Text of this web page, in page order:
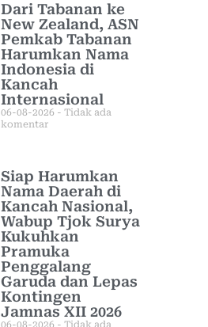
Dari Tabanan ke
New Zealand, ASN
Pemkab Tabanan
Harumkan Nama
Indonesia di
Kancah
Internasional
06-08-2026
Tidak ada
komentar
Siap Harumkan
Nama Daerah di
Kancah Nasional,
Wabup Tjok Surya
Kukuhkan
Pramuka
Penggalang
Garuda dan Lepas
Kontingen
Jamnas XII 2026
06-08-2026
Tidak ada